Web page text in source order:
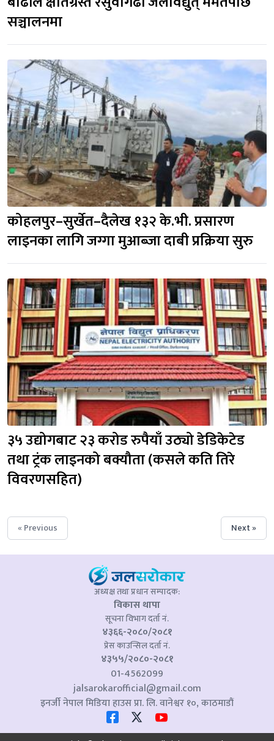
सञ्चालनमा
कोहलपुर–सुर्खेत–दैलेख १३२ के.भी. प्रसारण
लाइनका लागि जग्गा मुआब्जा दाबी प्रक्रिया सुरु
३५ उद्योगबाट २३ करोड रुपैयाँ उठ्यो डेडिकेटेड
तथा ट्रंक लाइनको बक्यौता (कसले कति तिरे
विवरणसहित)
« Previous Next »
अध्यक्ष तथा प्रधान सम्पादक:
विकास थापा
सूचना विभाग दर्ता नं.
४३६६-२०८०/२०८१
प्रेस काउन्सिल दर्ता नं.
४३५५/२०८०-२०८१
01-4562099
jalsarokarofficial@gmail.com
इनर्जी नेपाल मिडिया हाउस प्रा. लि. वानेश्वर १०, काठमाडौं